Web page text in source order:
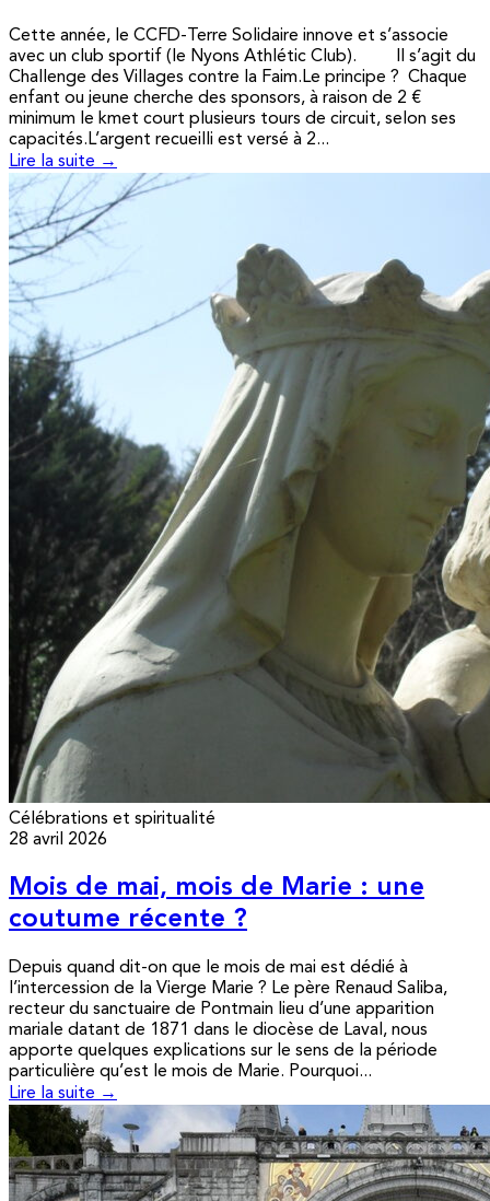
Cette année, le CCFD-Terre Solidaire innove et s’associe
avec un club sportif (le Nyons Athlétic Club). Il s’agit du
Challenge des Villages contre la Faim.Le principe ? Chaque
enfant ou jeune cherche des sponsors, à raison de 2 €
minimum le kmet court plusieurs tours de circuit, selon ses
capacités.L’argent recueilli est versé à 2...
Lire la suite →
Célébrations et spiritualité
28 avril 2026
Mois de mai, mois de Marie : une
coutume récente ?
Depuis quand dit-on que le mois de mai est dédié à
l’intercession de la Vierge Marie ? Le père Renaud Saliba,
recteur du sanctuaire de Pontmain lieu d’une apparition
mariale datant de 1871 dans le diocèse de Laval, nous
apporte quelques explications sur le sens de la période
particulière qu’est le mois de Marie. Pourquoi...
Lire la suite →